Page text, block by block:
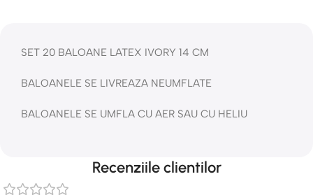
SET 20 BALOANE LATEX IVORY 14 CM
BALOANELE SE LIVREAZA NEUMFLATE
BALOANELE SE UMFLA CU AER SAU CU HELIU
Recenziile clientilor